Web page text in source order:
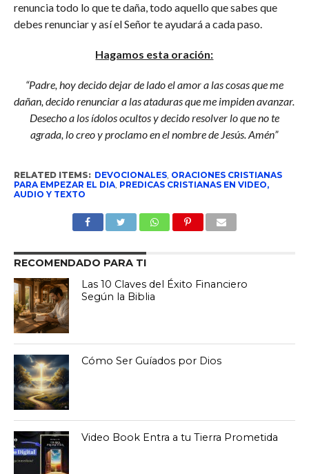
renuncia todo lo que te daña, todo aquello que sabes que
debes renunciar y así el Señor te ayudará a cada paso.
Hagamos esta oración:
“Padre, hoy decido dejar de lado el amor a las cosas que me
dañan, decido renunciar a las ataduras que me impiden avanzar.
Desecho a los ídolos ocultos y decido resolver lo que no te
agrada, lo creo y proclamo en el nombre de Jesús. Amén”
RELATED ITEMS: DEVOCIONALES, ORACIONES CRISTIANAS
PARA EMPEZAR EL DIA, PREDICAS CRISTIANAS EN VIDEO,
AUDIO Y TEXTO
RECOMENDADO PARA TI
Las 10 Claves del Éxito Financiero
Según la Biblia
Cómo Ser Guíados por Dios
Video Book Entra a tu Tierra Prometida